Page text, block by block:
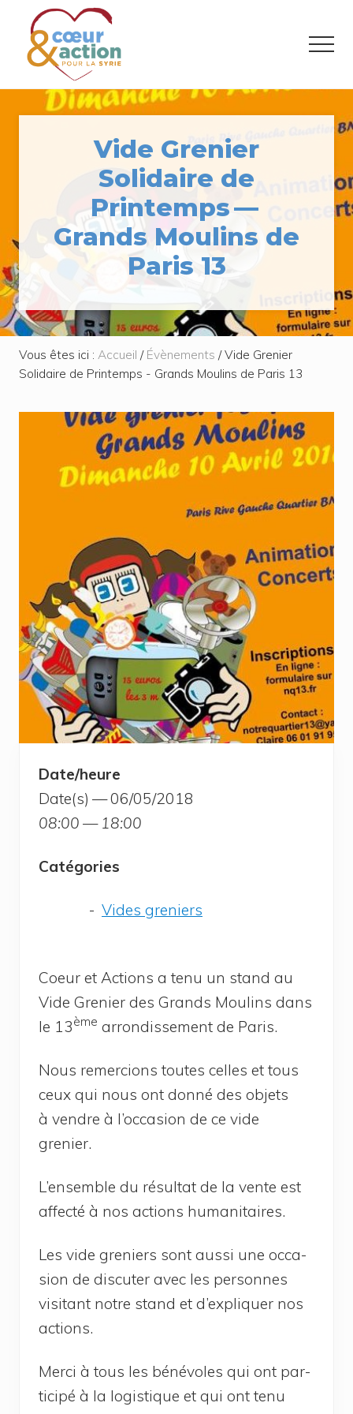
Menu
Passer
contenu
principal
Passer
pied
de
Donner
Menu
Vide Grenier
Solidaire de
Printemps —
Grands Moulins de
Paris 13
Vous êtes ici : Accueil / Évènements /Vide Grenier
Solidaire de Printemps - Grands Moulins de Paris 13
Date/heure
Date(s) — 06/05/2018
08:00 — 18:00
Caté­go­ries
Vides gre­niers
Coeur et Actions a tenu un stand au
Vide Gre­nier des Grands Mou­lins dans
le 13ème arron­dis­se­ment de Paris.
Nous remer­cions toutes celles et tous
ceux qui nous ont don­né des objets
à vendre à l’oc­ca­sion de ce vide
grenier.
L’en­semble du résul­tat de la vente est
affec­té à nos actions humanitaires.
Les vide gre­niers sont aus­si une occa­
sion de dis­cu­ter avec les per­sonnes
visi­tant notre stand et d’ex­pli­quer nos
actions.
Mer­ci à tous les béné­voles qui ont par­
ti­ci­pé à la logis­tique et qui ont tenu